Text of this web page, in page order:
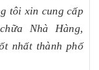
tôi xin cung cấp
Nhà Hàng,
nhất thành phố